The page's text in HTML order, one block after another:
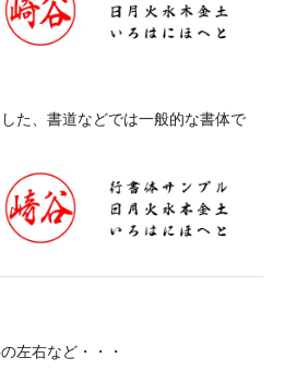
た、書道などでは一般的な書体で
左右など・・・